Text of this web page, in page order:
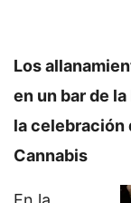
Los
en un bar de
la celebración
Cannabis